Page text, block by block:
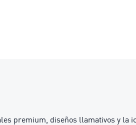
premium, diseños llamativos y